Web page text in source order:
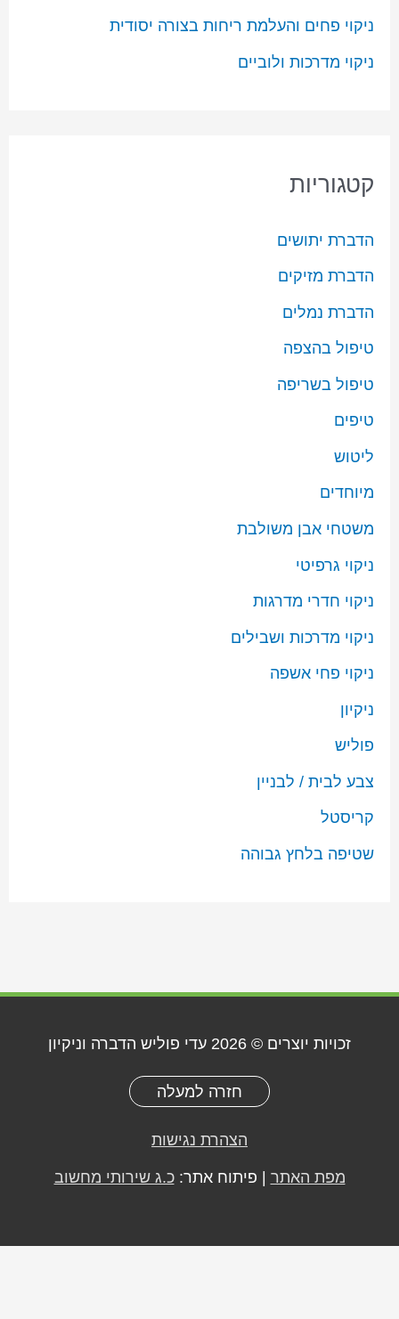
ניקוי פחים והעלמת ריחות בצורה יסודית
ניקוי מדרכות ולוביים
קטגוריות
הדברת יתושים
הדברת מזיקים
הדברת נמלים
טיפול בהצפה
טיפול בשריפה
טיפים
ליטוש
מיוחדים
משטחי אבן משולבת
ניקוי גרפיטי
ניקוי חדרי מדרגות
ניקוי מדרכות ושבילים
ניקוי פחי אשפה
ניקיון
פוליש
צבע לבית / לבניין
קריסטל
שטיפה בלחץ גבוהה
זכויות יוצרים © 2026 עדי פוליש הדברה וניקיון
חזרה למעלה
הצהרת נגישות
מפת האתר | פיתוח אתר:כ.ג שירותי מחשוב